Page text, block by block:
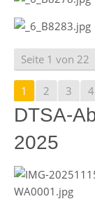
Seite 1 von 22
1 2 3 4
DTSA-
2025